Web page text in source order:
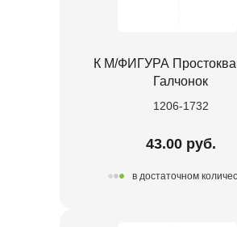
К М/ФИГУРА
Галчонок
1206-1732
43.00 руб.
в достаточном